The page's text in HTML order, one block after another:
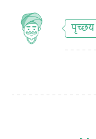
पृच्छय